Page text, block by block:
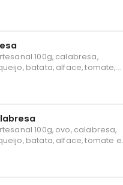
100g, calabresa,
batata, alface, tomate,
100g, ovo, calabresa,
batata, alface, tomate e